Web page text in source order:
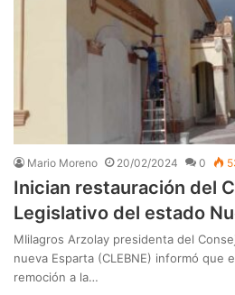
Mario Moreno 20/02/2024 0
Inician restauración del
Legislativo del estado
MIilagros Arzolay presidenta del
nueva Esparta (CLEBNE) informó que
remoción a la…